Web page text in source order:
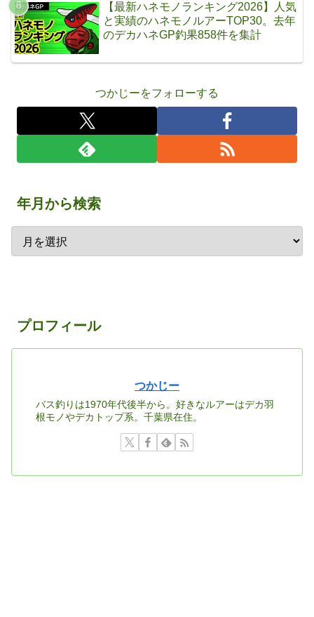
【最新ハネモノランキング2026】人気
と実績のハネモノルアーTOP30。去年
のデカハネGP釣果858件を集計
つかじーをフォローする
年月から検索
プロフィール
つかじー
バス釣りは1970年代後半から。好きなルアーはデカ羽
根モノやデカトップ系。千葉県在住。